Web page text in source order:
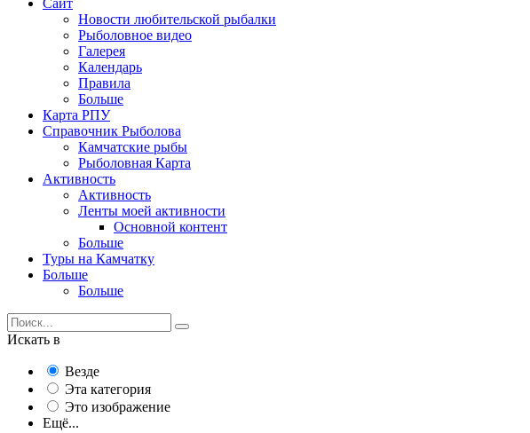
Новости любительской рыбалки
Рыболовное видео
Галерея
Календарь
Правила
Больше
Карта РПУ
Справочник Рыболова
Камчатские рыбы
Рыболовная Карта
Активность
Активность
Ленты моей активности
Основной контент
Больше
Туры на Камчатку
Больше
Больше
Искать в
Везде
Эта категория
Это изображение
Ещё...